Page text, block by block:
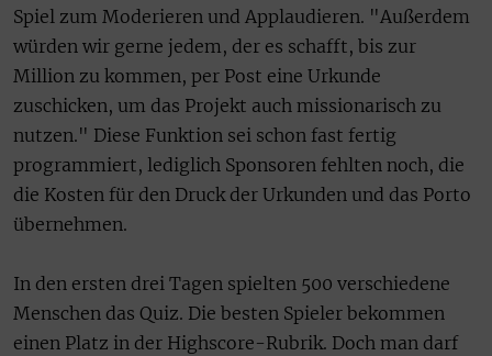
Spiel zum Moderieren und Applaudieren. "Außerdem
würden wir gerne jedem, der es schafft, bis zur
Million zu kommen, per Post eine Urkunde
zuschicken, um das Projekt auch missionarisch zu
nutzen." Diese Funktion sei schon fast fertig
programmiert, lediglich Sponsoren fehlten noch, die
die Kosten für den Druck der Urkunden und das Porto
übernehmen.
In den ersten drei Tagen spielten 500 verschiedene
Menschen das Quiz. Die besten Spieler bekommen
einen Platz in der Highscore-Rubrik. Doch man darf